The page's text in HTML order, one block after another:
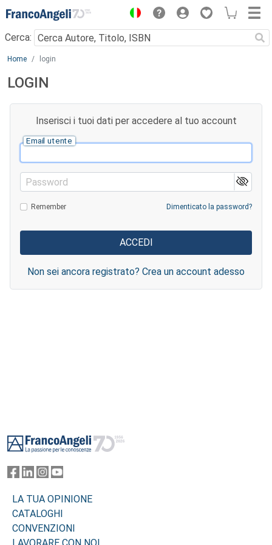
Menu
Cerca:
Main content
Home login
LOGIN
Inserisci i tuoi dati per accedere al tuo account
Email utente
Password
Remember Dimenticato la password?
Non sei ancora registrato? Crea un account adesso
LA TUA OPINIONE
CATALOGHI
CONVENZIONI